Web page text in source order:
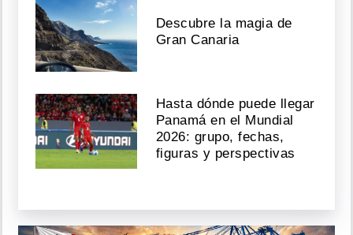
Descubre la magia de
Gran Canaria
Hasta dónde puede llegar
Panamá en el Mundial
2026: grupo, fechas,
figuras y perspectivas